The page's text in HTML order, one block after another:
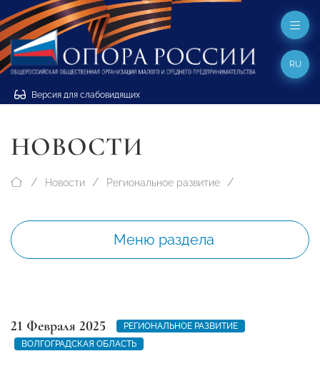
Версия для слабовидящих
RU
НОВОСТИ
Новости Региональное развитие
Меню раздела
21 Февраля 2025
РЕГИОНАЛЬНОЕ РАЗВИТИЕ
ВОЛГОГРАДСКАЯ ОБЛАСТЬ